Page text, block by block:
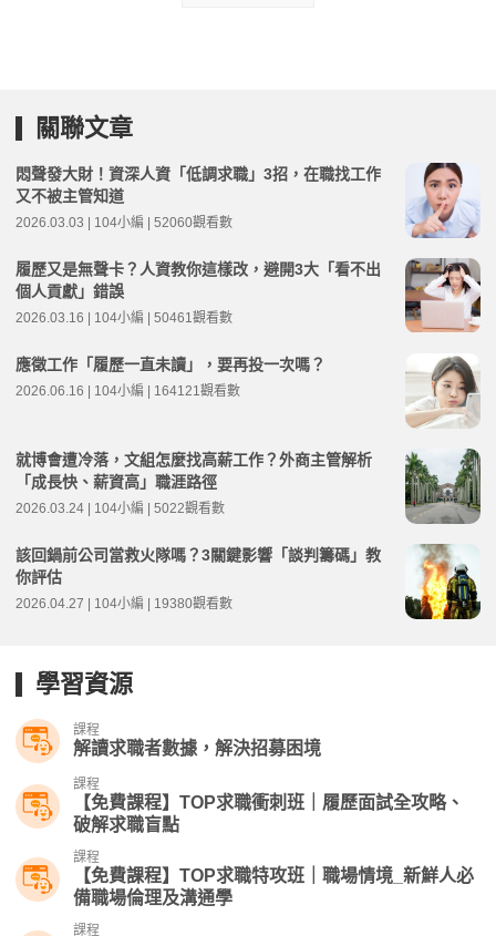
關聯文章
悶聲發大財！資深人資「低調求職」3招，在職找工作
又不被主管知道
2026.03.03 | 104小編 | 52060觀看數
履歷又是無聲卡？人資教你這樣改，避開3大「看不出
個人貢獻」錯誤
2026.03.16 | 104小編 | 50461觀看數
應徵工作「履歷一直未讀」，要再投一次嗎？
2026.06.16 | 104小編 | 164121觀看數
就博會遭冷落，文組怎麼找高薪工作？外商主管解析
「成長快、薪資高」職涯路徑
2026.03.24 | 104小編 | 5022觀看數
該回鍋前公司當救火隊嗎？3關鍵影響「談判籌碼」教
你評估
2026.04.27 | 104小編 | 19380觀看數
學習資源
課程
解讀求職者數據，解決招募困境
課程
【免費課程】TOP求職衝刺班｜履歷面試全攻略、
破解求職盲點
課程
【免費課程】TOP求職特攻班｜職場情境_新鮮人必
備職場倫理及溝通學
課程